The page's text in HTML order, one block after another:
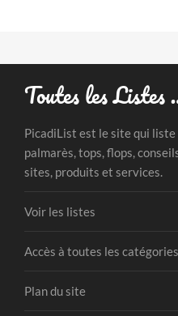
Toutes les Listes
PicadiList est le site qui
palmarès, tops, flops,
sites, produits et services.
Voir les listes
Accès à toutes les catégories
Plan du site